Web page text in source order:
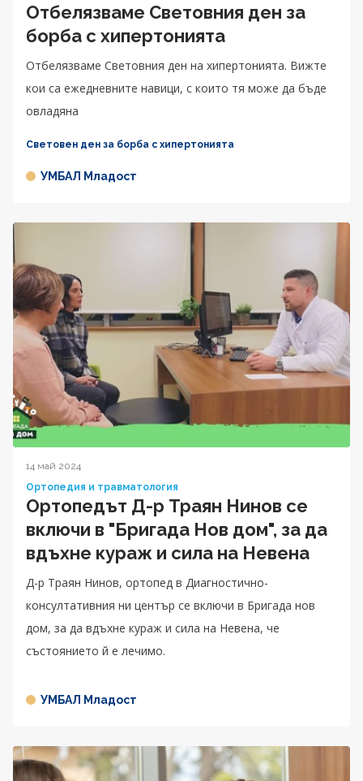
Отбелязваме Световния ден за
борба с хипертониятa
Отбелязваме Световния ден на хипертонията. Вижте
кои са ежедневните навици, с които тя може да бъде
овладяна
Световен ден за борба с хипертонията
УМБАЛ Младост
14 май 2024
Ортопедия и травматология
Ортопедът Д-р Траян Нинов се
включи в "Бригада Нов дом", за да
вдъхне кураж и сила на Невена
Д-р Траян Нинов, ортопед в Диагностично-
консултативния ни център се включи в Бригада нов
дом, за да вдъхне кураж и сила на Невена, че
състоянието й е лечимо.
УМБАЛ Младост